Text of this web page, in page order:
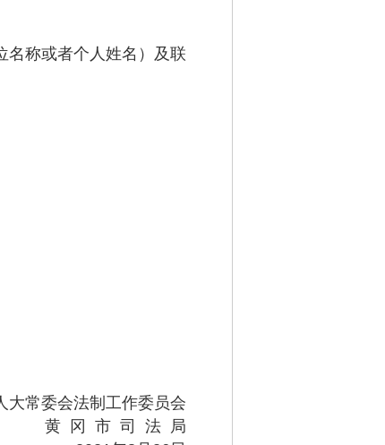
称或者个人姓名）及联
大常委会法制工作委员会
黄 冈 市 司 法 局